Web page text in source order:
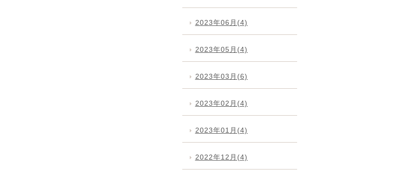
2023年06月(4)
2023年05月(4)
2023年03月(6)
2023年02月(4)
2023年01月(4)
2022年12月(4)